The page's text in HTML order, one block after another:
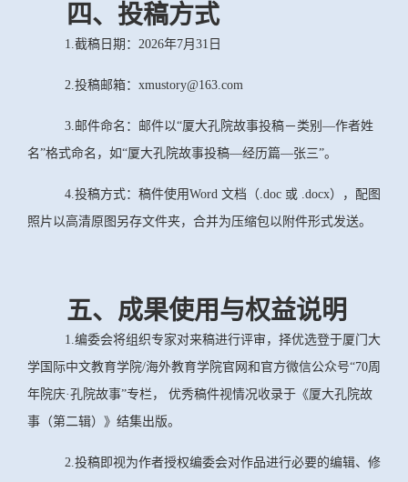
四、投稿方式
1.截稿日期：2026年7月31日
2.投稿邮箱：xmustory@163.com
3.邮件命名：邮件以“厦大孔院故事投稿－类别—作者姓
名”格式命名，如“厦大孔院故事投稿—经历篇—张三”。
4.投稿方式：稿件使用Word 文档（.doc 或 .docx），配图
照片以高清原图另存文件夹，合并为压缩包以附件形式发送。
五、成果使用与权益说明
1.编委会将组织专家对来稿进行评审，择优选登于厦门大
学国际中文教育学院/海外教育学院官网和官方微信公众号“70周
年院庆·孔院故事”专栏， 优秀稿件视情况收录于《厦大孔院故
事（第二辑）》结集出版。
2.投稿即视为作者授权编委会对作品进行必要的编辑、修